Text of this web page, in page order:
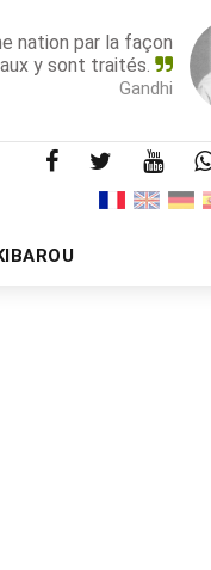
nation par la façon
y sont traités.
Gandhi